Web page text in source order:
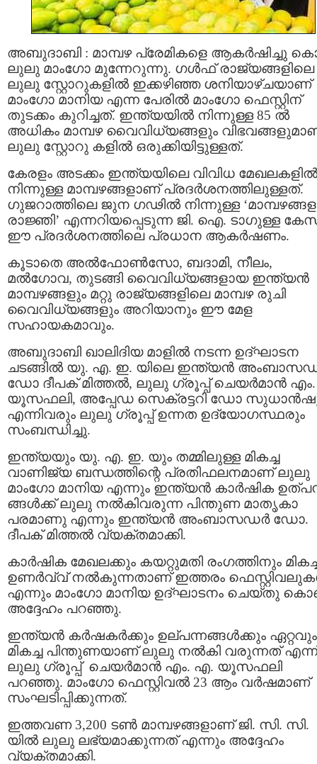
അബുദാബി : മാമ്പഴ പ്രേമികളെ ആകർഷിച്ചു
ലുലു മാംഗോ മുന്നേറുന്നു. ഗൾഫ് രാജ്യങ്ങളിലെ
ലുലു സ്റ്റോറുകളില്‍ ഇക്കഴിഞ്ഞ ശനിയാഴ്ചയാണ്
മാംഗോ മാനിയ എന്ന പേരിൽ മാംഗോ ഫെസ്റ്റിന്
തുടക്കം കുറിച്ചത്. ഇന്ത്യയിൽ നിന്നുള്ള 85 ൽ
അധികം മാമ്പഴ വൈവിധ്യങ്ങളും
ലുലു സ്റ്റോറു കളിൽ ഒരുക്കിയിട്ടുള്ളത്.
കേരളം അടക്കം ഇന്ത്യയിലെ വിവിധ മേഖലകളില്‍
നിന്നുള്ള മാമ്പഴങ്ങളാണ് പ്രദര്‍ശനത്തിലുള്ളത്.
ഗുജറാത്തിലെ ജുന ഗഢില്‍ നിന്നുള്ള
രാജ്ഞി’ എന്നറിയപ്പെടുന്ന ജി. ഐ. ടാഗുള്ള
ഈ പ്രദര്‍ശനത്തിലെ പ്രധാന ആകര്‍ഷണം.
കൂടാതെ അല്‍ഫോണ്‍സോ, ബദാമി, നീലം,
മല്‍ഗോവ, തുടങ്ങി വൈവിധ്യങ്ങളായ ഇന്ത്യൻ
മാമ്പഴങ്ങളും മറ്റു രാജ്യങ്ങളിലെ മാമ്പഴ രുചി
വൈവിധ്യങ്ങളും അറിയാനും ഈ മേള
സഹായകമാവും.
അബുദാബി ഖാലിദിയ മാളിൽ നടന്ന ഉദ്ഘാടന
ചടങ്ങിൽ യു. എ. ഇ. യിലെ ഇന്ത്യന്‍
ഡോ ദീപക് മിത്തല്‍, ലുലു ഗ്രൂപ്പ് ചെയര്‍മാന്‍
യൂസഫലി, അപ്പേഡ സെക്രട്ടറി ഡോ
എന്നിവരും ലുലു ഗ്രൂപ്പ് ഉന്നത ഉദ്യോഗസ്ഥരും
സംബന്ധിച്ചു.
ഇന്ത്യയും യു. എ. ഇ. യും തമ്മിലുള്ള മികച്ച
വാണിജ്യ ബന്ധത്തിന്റെ പ്രതിഫലനമാണ് ലുലു
മാംഗോ മാനിയ എന്നും ഇന്ത്യന്‍ കാര്‍ഷിക
ങ്ങള്‍ക്ക് ലുലു നല്‍കിവരുന്ന പിന്തുണ മാതൃകാ
പരമാണു എന്നും ഇന്ത്യന്‍ അംബാസഡര്‍ ഡോ.
ദീപക് മിത്തല്‍ വ്യക്തമാക്കി.
കാര്‍ഷിക മേഖലക്കും കയറ്റുമതി രംഗത്തിനും
ഉണർവ്വ് നൽകുന്നതാണ് ഇത്തരം
എന്നും മാംഗോ മാനിയ ഉദ്ഘാടനം ചെയ്തു
അദ്ദേഹം പറഞ്ഞു.
ഇന്ത്യന്‍ കര്‍ഷകര്‍ക്കും ഉല്പന്നങ്ങൾക്കും ഏറ്റവും
മികച്ച പിന്തുണയാണ് ലുലു നൽകി വരുന്നത് എന്ന്
ലുലു ഗ്രൂപ്പ് ചെയര്‍മാന്‍ എം. എ. യൂസഫലി
പറഞ്ഞു. മാംഗോ ഫെസ്റ്റിവല്‍ 23 ആം വര്‍ഷമാണ്
സംഘടിപ്പിക്കുന്നത്.
ഇത്തവണ 3,200 ടണ്‍ മാമ്പഴങ്ങളാണ് ജി. സി. സി.
യില്‍ ലുലു ലഭ്യമാക്കുന്നത് എന്നും അദ്ദേഹം
വ്യക്തമാക്കി.